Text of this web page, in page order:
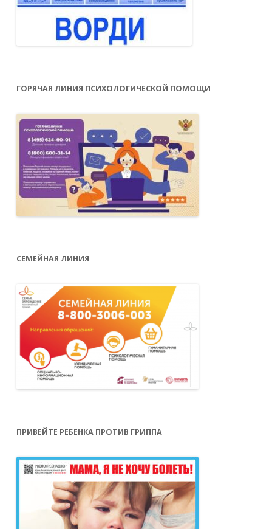
ГОРЯЧАЯ ЛИНИЯ ПСИХОЛОГИЧЕСКОЙ ПОМОЩИ
СЕМЕЙНАЯ ЛИНИЯ
ПРИВЕЙТЕ РЕБЕНКА ПРОТИВ ГРИППА